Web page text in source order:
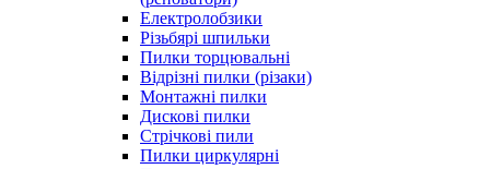
Електролобзики
Різьбярі шпильки
Пилки торцювальні
Відрізні пилки (різаки)
Монтажні пилки
Дискові пилки
Стрічкові пили
Пилки циркулярні